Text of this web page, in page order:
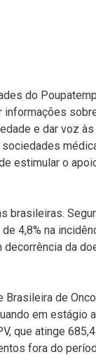
do
e dar voz
estimular o
brasileiras.
4,8% na
da
de
em estágio
que atinge
fora do